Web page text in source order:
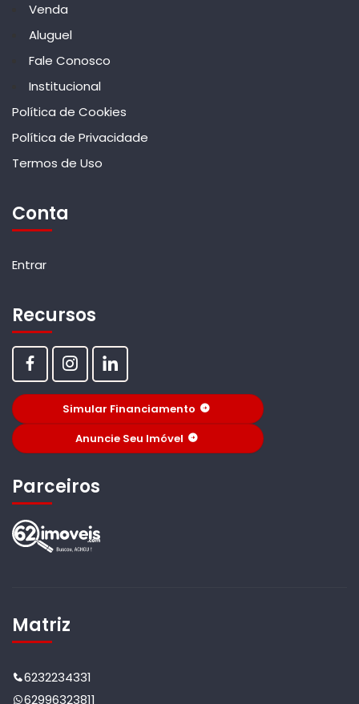
Venda
Aluguel
Fale Conosco
Institucional
Política de Cookies
Política de Privacidade
Termos de Uso
Conta
Entrar
Recursos
Simular Financiamento
Anuncie Seu Imóvel
Parceiros
Matriz
6232234331
62996323811